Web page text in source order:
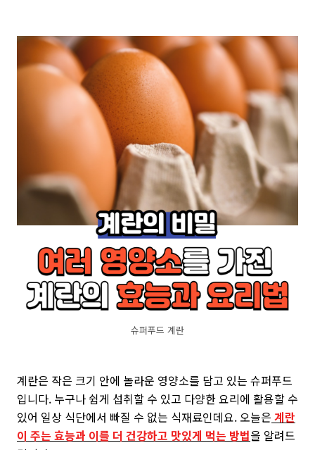
슈퍼푸드 계란
계란은 작은 크기 안에 놀라운 영양소를 담고 있는 슈퍼푸드
입니다. 누구나 쉽게 섭취할 수 있고 다양한 요리에 활용할 수
있어 일상 식단에서 빠질 수 없는 식재료인데요. 오늘은 계란
이 주는 효능과 이를 더 건강하고 맛있게 먹는 방법을 알려드